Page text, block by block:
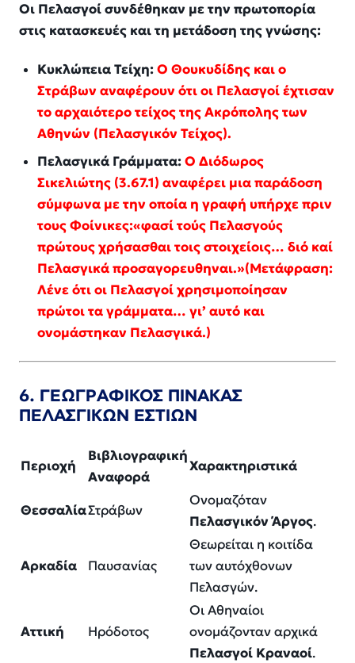
Οι Πελασγοί συνδέθηκαν με την πρωτοπορία
στις κατασκευές και τη μετάδοση της γνώσης:
Κυκλώπεια Τείχη:Ο Θουκυδίδης και ο
Στράβων αναφέρουν ότι οι Πελασγοί έχτισαν
το αρχαιότερο τείχος της Ακρόπολης των
Αθηνών (Πελασγικόν Τείχος).
Πελασγικά Γράμματα:Ο Διόδωρος
Σικελιώτης (3.67.1) αναφέρει μια παράδοση
σύμφωνα με την οποία η γραφή υπήρχε πριν
τους Φοίνικες:«φασί τούς Πελασγούς
πρώτους χρήσασθαι τοις στοιχείοις… διό καί
Πελασγικά προσαγορευθηναι.»(Μετάφραση:
Λένε ότι οι Πελασγοί χρησιμοποίησαν
πρώτοι τα γράμματα… γι’ αυτό και
ονομάστηκαν Πελασγικά.)
6. ΓΕΩΓΡΑΦΙΚΟΣ ΠΙΝΑΚΑΣ
ΠΕΛΑΣΓΙΚΩΝ ΕΣΤΙΩΝ
Περιοχή
Βιβλιογραφική
Αναφορά
Χαρακτηριστικά
ΘεσσαλίαΣτράβων
Ονομαζόταν
Πελασγικόν Άργος.
Αρκαδία Παυσανίας
Θεωρείται η κοιτίδα
των αυτόχθονων
Πελασγών.
Αττική Ηρόδοτος
Οι Αθηναίοι
ονομάζονταν αρχικά
Πελασγοί Κραναοί.